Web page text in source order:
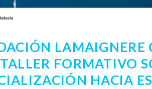
LAMAIGNERE
FORMATIVO
HACIA